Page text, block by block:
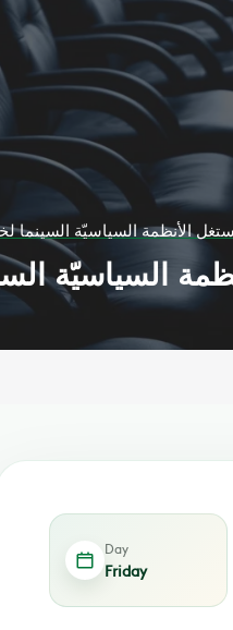
الأنظمة السياسيّة السينما
السياسيّة
Day
Friday